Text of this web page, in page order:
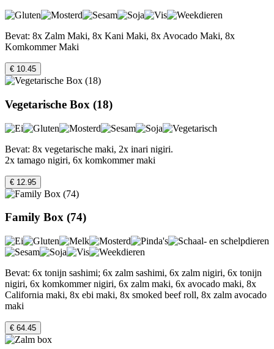
Bevat: 8x Zalm Maki, 8x Kani Maki, 8x Avocado Maki, 8x
Komkommer Maki
€ 10.45
Vegetarische Box (18)
Bevat: 8x vegetarische maki, 2x inari nigiri.
2x tamago nigiri, 6x komkommer maki
€ 12.95
Family Box (74)
Bevat: 6x tonijn sashimi; 6x zalm sashimi, 6x zalm nigiri, 6x tonijn
nigiri, 6x komkommer nigiri, 6x zalm maki, 6x avocado maki, 8x
California maki, 8x ebi maki, 8x smoked beef roll, 8x zalm avocado
maki
€ 64.45